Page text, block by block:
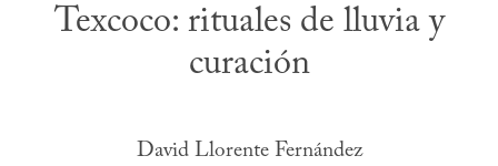
Texcoco: rituales de lluvia y
curación
David Llorente Fernández